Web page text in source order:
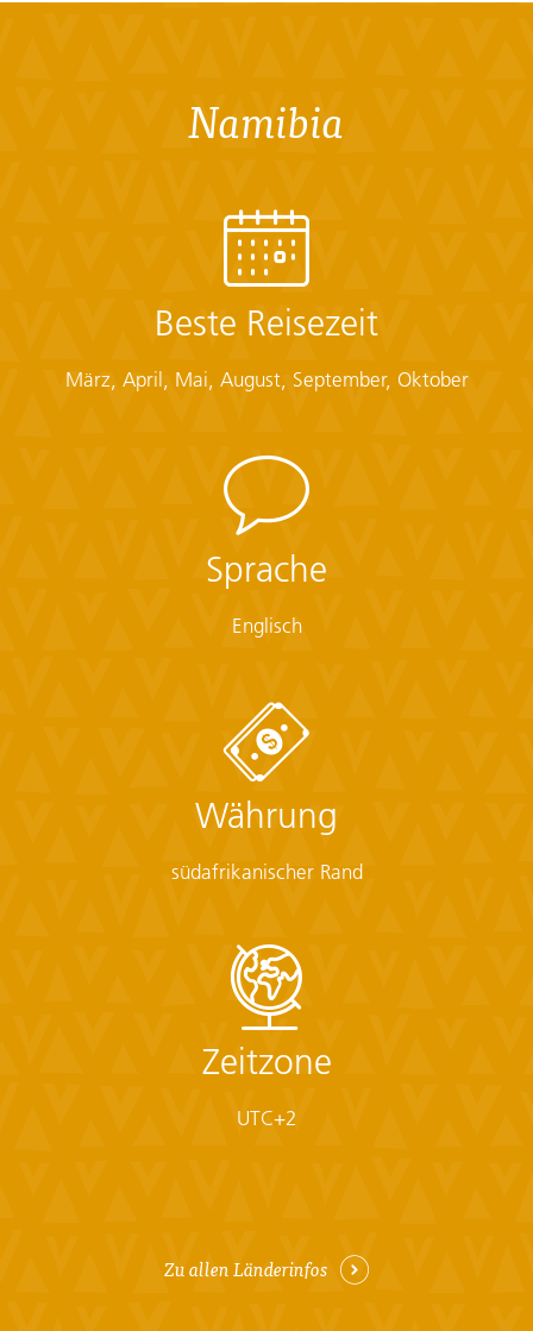
Namibia
Beste Reisezeit
März, April, Mai, August, September, Oktober
Sprache
Englisch
Währung
südafrikanischer Rand
Zeitzone
UTC+2
Zu allen Länderinfos